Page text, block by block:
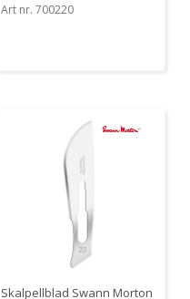
Art nr. 700220
Skalpellblad Swann Morton